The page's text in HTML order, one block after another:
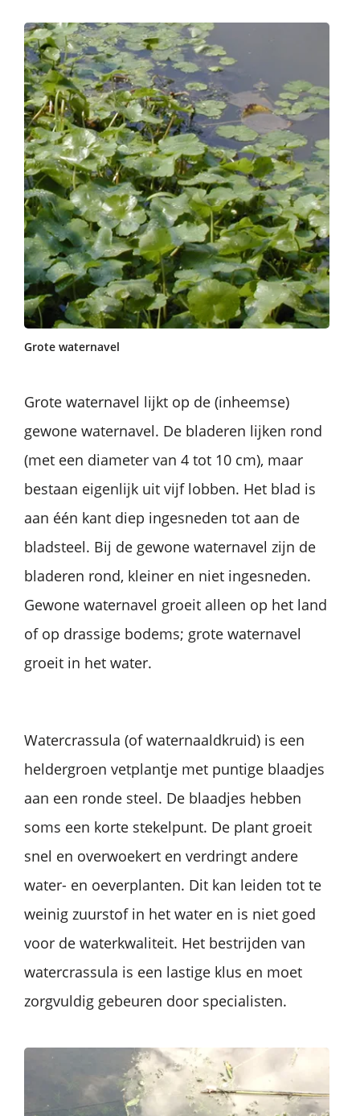
Grote waternavel
Grote waternavel lijkt op de (inheemse)
gewone waternavel. De bladeren lijken rond
(met een diameter van 4 tot 10 cm), maar
bestaan eigenlijk uit vijf lobben. Het blad is
aan één kant diep ingesneden tot aan de
bladsteel. Bij de gewone waternavel zijn de
bladeren rond, kleiner en niet ingesneden.
Gewone waternavel groeit alleen op het land
of op drassige bodems; grote waternavel
groeit in het water.
Watercrassula (of waternaaldkruid) is een
heldergroen vetplantje met puntige blaadjes
aan een ronde steel. De blaadjes hebben
soms een korte stekelpunt. De plant groeit
snel en overwoekert en verdringt andere
water- en oeverplanten. Dit kan leiden tot te
weinig zuurstof in het water en is niet goed
voor de waterkwaliteit. Het bestrijden van
watercrassula is een lastige klus en moet
zorgvuldig gebeuren door specialisten.